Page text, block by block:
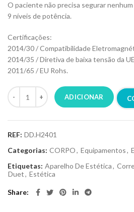
O paciente não precisa segurar
9 níveis de potência.
Certificações:
2014/30 / Compatibilidade
2014/35 / Diretiva de baixa tensão da
2011/65 / EU Rohs.
ADICIONAR
REF: DD.H2401
Categorias: CORPO, Equipamentos,
Etiquetas: Aparelho De Estética,
Duet, Estética
Share